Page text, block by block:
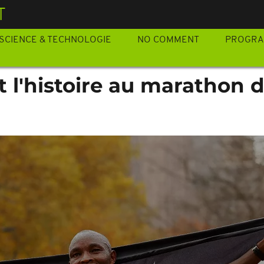
SCIENCE & TECHNOLOGIE NO COMMENT
l'histoire au marathon